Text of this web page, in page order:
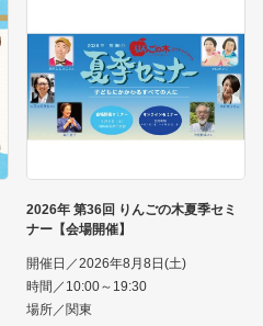
2026年 第36回 りんごの木夏季セミ
ナー【会場開催】
開催日／2026年8月8日(土)
時間／10:00～19:30
場所／関東